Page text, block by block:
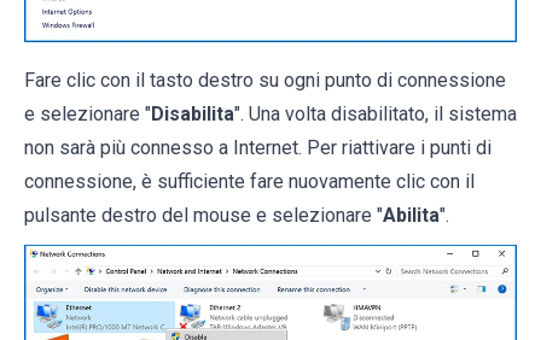
Fare clic con il tasto destro su ogni punto di connessione
e selezionare "Disabilita". Una volta disabilitato, il sistema
non sarà più connesso a Internet. Per riattivare i punti di
connessione, è sufficiente fare nuovamente clic con il
pulsante destro del mouse e selezionare "Abilita".